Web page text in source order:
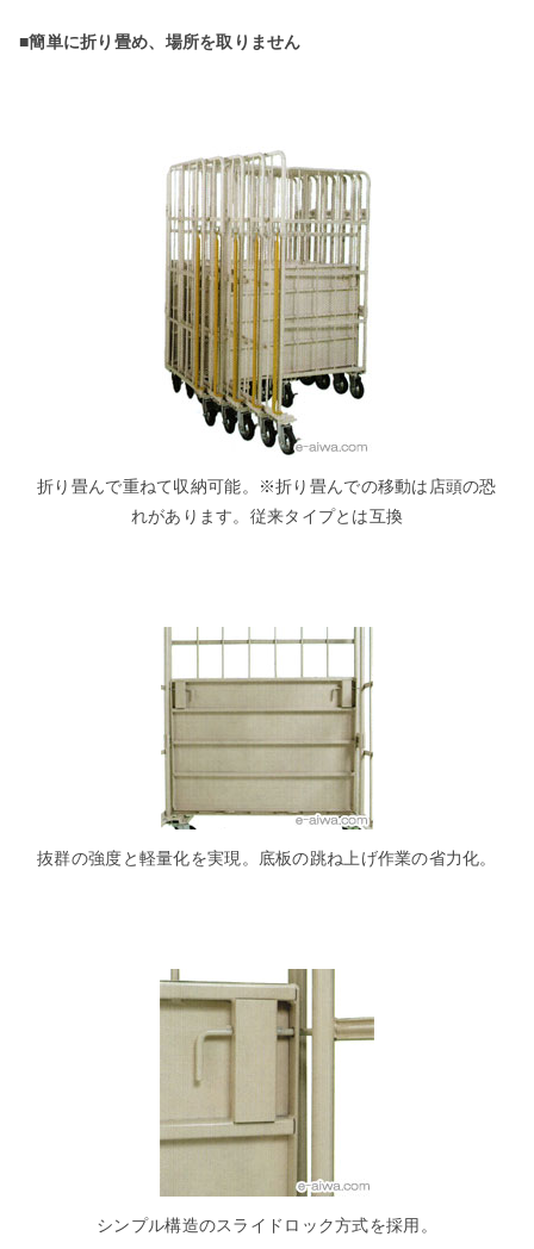
■簡単に折り畳め、場所を取りません
折り畳んで重ねて収納可能。※折り畳んでの移動は店頭の恐
れがあります。従来タイプとは互換
抜群の強度と軽量化を実現。底板の跳ね上げ作業の省力化。
シンプル構造のスライドロック方式を採用。